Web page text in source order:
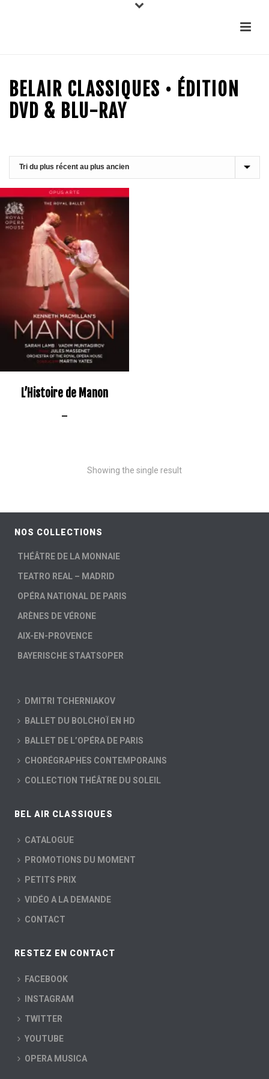
BELAIR CLASSIQUES • ÉDITION
DVD & BLU-RAY
L’Histoire de Manon
–
Showing the single result
NOS COLLECTIONS
THÉÂTRE DE LA MONNAIE
TEATRO REAL – MADRID
OPÉRA NATIONAL DE PARIS
ARÈNES DE VÉRONE
AIX-EN-PROVENCE
BAYERISCHE STAATSOPER
DMITRI TCHERNIAKOV
BALLET DU BOLCHOÏ EN HD
BALLET DE L’OPÉRA DE PARIS
CHORÉGRAPHES CONTEMPORAINS
COLLECTION THÉÂTRE DU SOLEIL
BEL AIR CLASSIQUES
CATALOGUE
PROMOTIONS DU MOMENT
PETITS PRIX
VIDÉO A LA DEMANDE
CONTACT
RESTEZ EN CONTACT
FACEBOOK
INSTAGRAM
TWITTER
YOUTUBE
OPERA MUSICA